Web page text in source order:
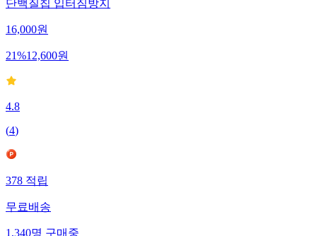
단백질칩 입터짐방지
16,000원
21%12,600원
4.8
(4)
378적립
무료배송